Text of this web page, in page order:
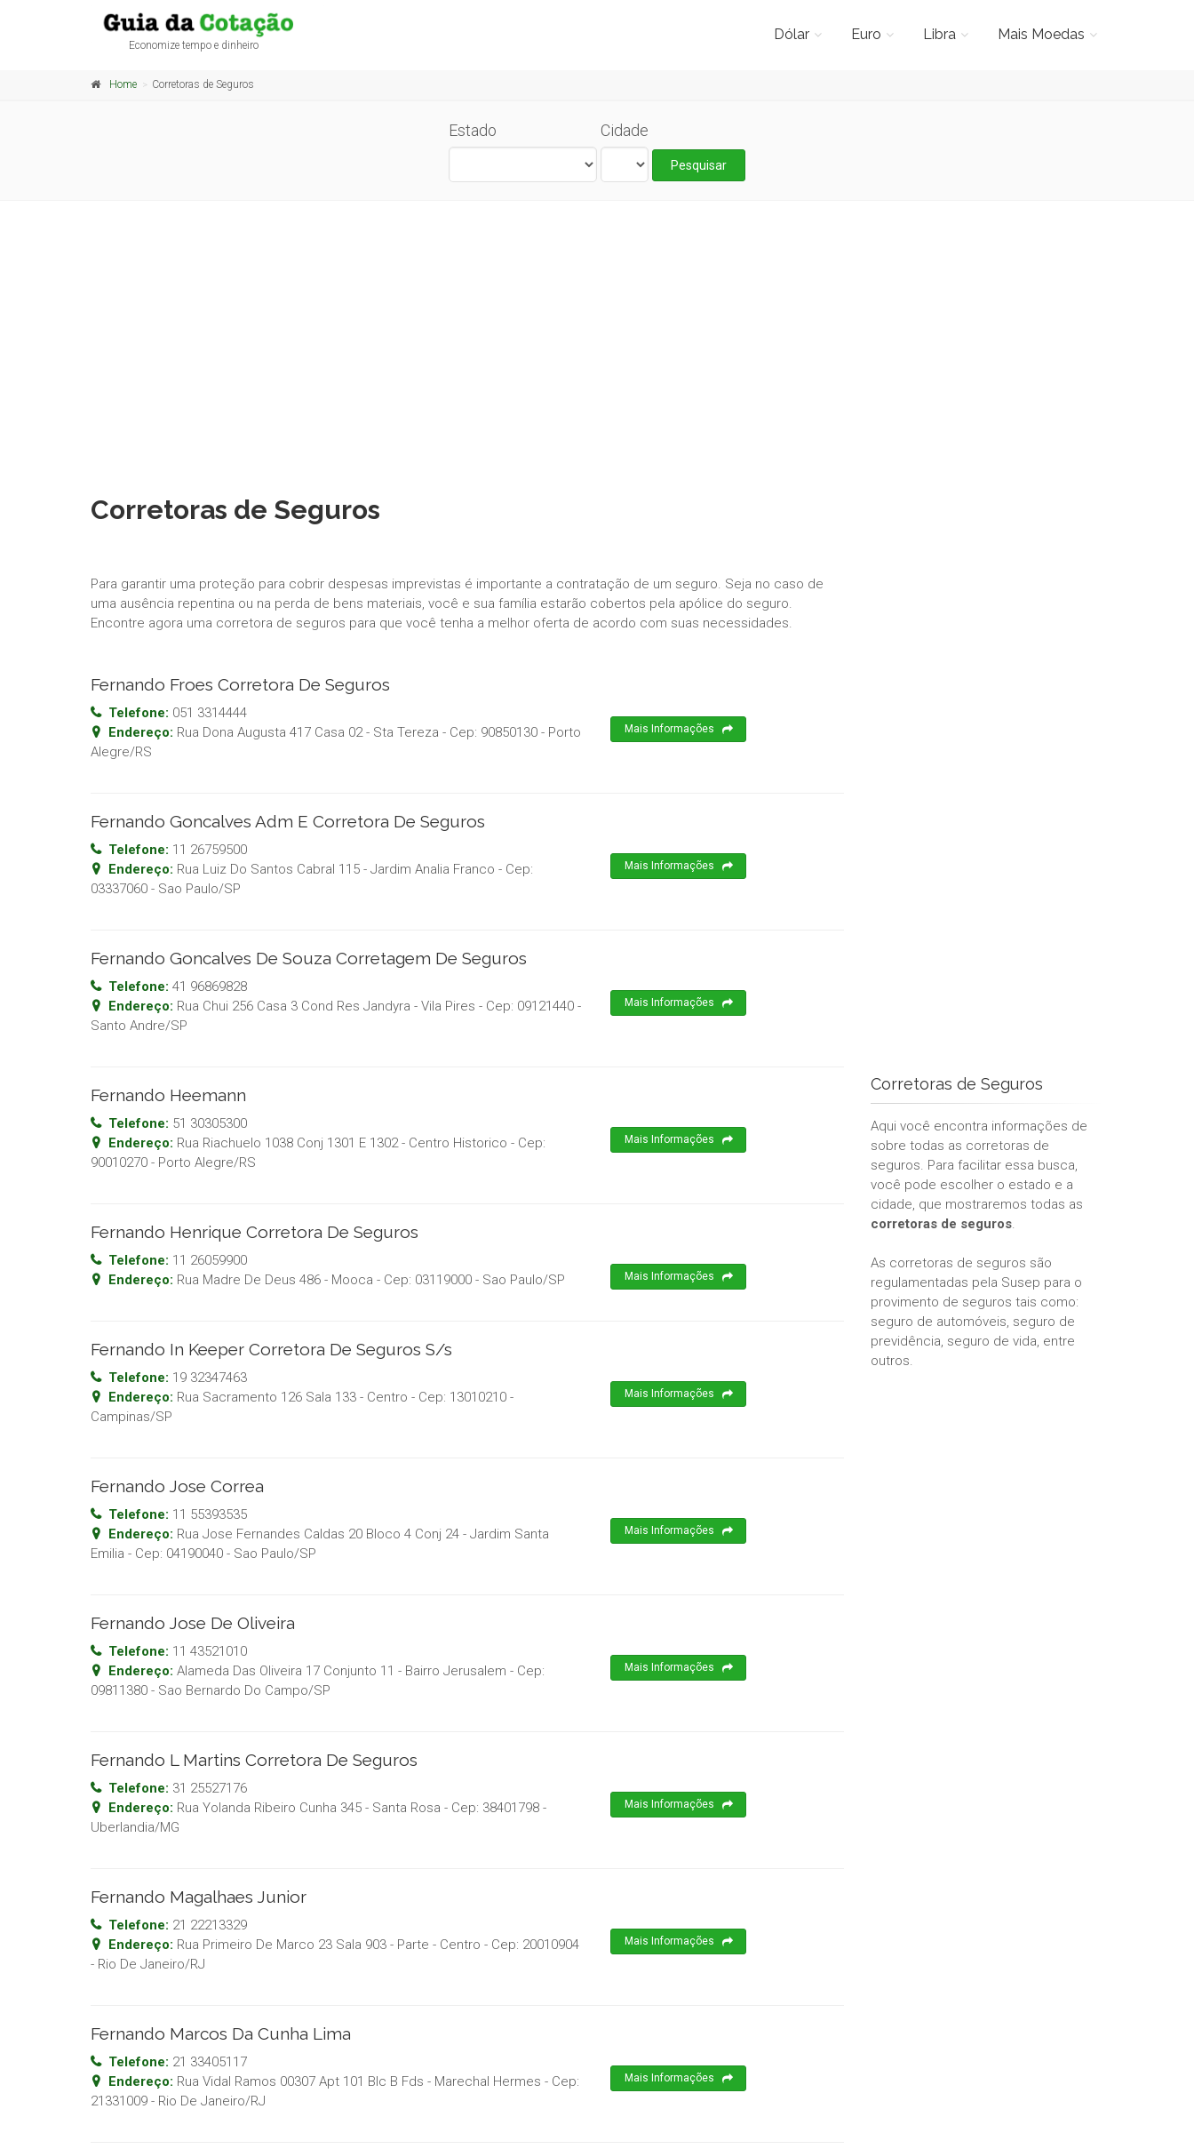
Economize tempo e dinheiro
Dólar Euro Libra Mais Moedas
Home Corretoras de Seguros
Estado Cidade
Pesquisar
Corretoras de Seguros
Para garantir uma proteção para cobrir despesas imprevistas é importante a contratação de um seguro. Seja no caso de
uma ausência repentina ou na perda de bens materiais, você e sua família estarão cobertos pela apólice do seguro.
Encontre agora uma corretora de seguros para que você tenha a melhor oferta de acordo com suas necessidades.
Fernando Froes Corretora De Seguros
Telefone: 051 3314444
Endereço: Rua Dona Augusta 417 Casa 02 - Sta Tereza - Cep: 90850130 - Porto
Alegre/RS
Mais Informações
Fernando Goncalves Adm E Corretora De Seguros
Telefone: 11 26759500
Endereço: Rua Luiz Do Santos Cabral 115 - Jardim Analia Franco - Cep:
03337060 - Sao Paulo/SP
Mais Informações
Fernando Goncalves De Souza Corretagem De Seguros
Telefone: 41 96869828
Endereço: Rua Chui 256 Casa 3 Cond Res Jandyra - Vila Pires - Cep: 09121440 -
Santo Andre/SP
Mais Informações
Fernando Heemann
Telefone: 51 30305300
Endereço: Rua Riachuelo 1038 Conj 1301 E 1302 - Centro Historico - Cep:
90010270 - Porto Alegre/RS
Mais Informações
Fernando Henrique Corretora De Seguros
Telefone: 11 26059900
Endereço: Rua Madre De Deus 486 - Mooca - Cep: 03119000 - Sao Paulo/SP Mais Informações
Fernando In Keeper Corretora De Seguros S/s
Telefone: 19 32347463
Endereço: Rua Sacramento 126 Sala 133 - Centro - Cep: 13010210 -
Campinas/SP
Mais Informações
Fernando Jose Correa
Telefone: 11 55393535
Endereço: Rua Jose Fernandes Caldas 20 Bloco 4 Conj 24 - Jardim Santa
Emilia - Cep: 04190040 - Sao Paulo/SP
Mais Informações
Fernando Jose De Oliveira
Telefone: 11 43521010
Endereço: Alameda Das Oliveira 17 Conjunto 11 - Bairro Jerusalem - Cep:
09811380 - Sao Bernardo Do Campo/SP
Mais Informações
Fernando L Martins Corretora De Seguros
Telefone: 31 25527176
Endereço: Rua Yolanda Ribeiro Cunha 345 - Santa Rosa - Cep: 38401798 -
Uberlandia/MG
Mais Informações
Fernando Magalhaes Junior
Telefone: 21 22213329
Endereço: Rua Primeiro De Marco 23 Sala 903 - Parte - Centro - Cep: 20010904
- Rio De Janeiro/RJ
Mais Informações
Fernando Marcos Da Cunha Lima
Telefone: 21 33405117
Endereço: Rua Vidal Ramos 00307 Apt 101 Blc B Fds - Marechal Hermes - Cep:
21331009 - Rio De Janeiro/RJ
Mais Informações
Corretoras de Seguros
Aqui você encontra informações de
sobre todas as corretoras de
seguros. Para facilitar essa busca,
você pode escolher o estado e a
cidade, que mostraremos todas as
corretoras de seguros.
As corretoras de seguros são
regulamentadas pela Susep para o
provimento de seguros tais como:
seguro de automóveis, seguro de
previdência, seguro de vida, entre
outros.